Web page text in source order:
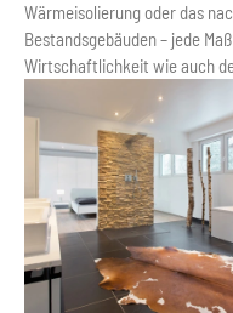
Wärmeisolierung oder das
Bestandsgebäuden – jede
Wirtschaftlichkeit wie auch